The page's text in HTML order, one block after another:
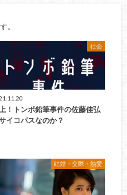
。
社会
！トンボ鉛筆事件の佐藤佳弘
イコパスなのか？
結婚・交際・熱愛